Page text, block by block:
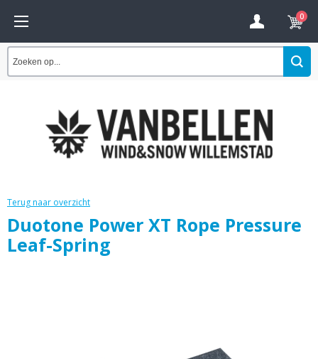
0
Terug naar overzicht
Duotone Power XT Rope Pressure
Leaf-Spring